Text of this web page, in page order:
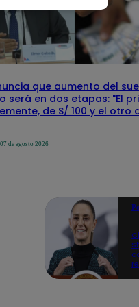
que aumento del
será en dos etapas: "El
de S/ 100 y el otro
07 de agosto 2026